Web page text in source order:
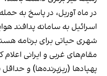
در ماه آوریل، در پاسخ به
شهری حیاتی برای برنامه
مقام‌های غربی و ایرانی اعلام
پهپادها (ریزپرنده‌ها) و